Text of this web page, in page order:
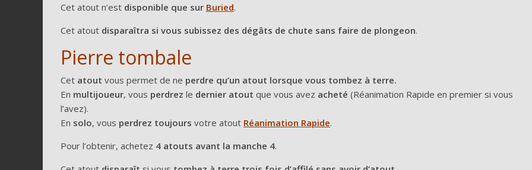
Cet atout n’est disponible que sur Buried.
Cet atout disparaîtra si vous subissez des dégâts de chute sans faire de plongeon.
Pierre tombale
Cet atout vous permet de ne perdre qu’un atout lorsque vous tombez à terre.
En multijoueur, vous perdrez le dernier atout que vous avez acheté (Réanimation Rapide en premier si vous
l’avez).
En solo, vous perdrez toujours votre atout Réanimation Rapide.
Pour l’obtenir, achetez 4 atouts avant la manche 4.